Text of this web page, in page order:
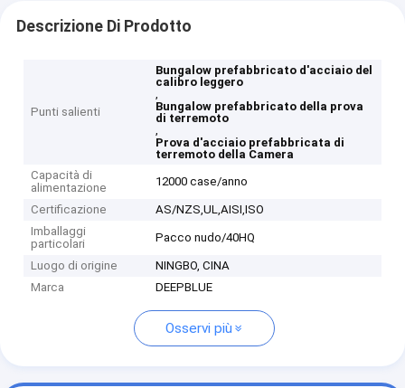
Descrizione Di Prodotto
Punti salienti
Bungalow prefabbricato d'acciaio del
calibro leggero
,
Bungalow prefabbricato della prova
di terremoto
,
Prova d'acciaio prefabbricata di
terremoto della Camera
Capacità di
alimentazione
12000 case/anno
Certificazione
AS/NZS,UL,AISI,ISO
Imballaggi
particolari
Pacco nudo/40HQ
Luogo di origine
NINGBO, CINA
Marca
DEEPBLUE
Osservi più